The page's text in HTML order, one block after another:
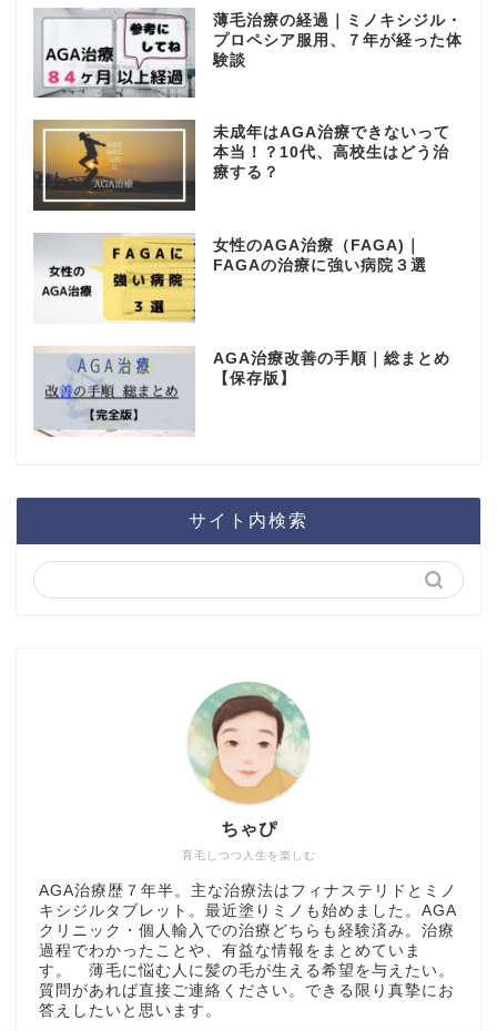
薄毛治療の経過｜ミノキシジル・
プロペシア服用、７年が経った体
験談
未成年はAGA治療できないって
本当！？10代、高校生はどう治
療する？
女性のAGA治療（FAGA)｜
FAGAの治療に強い病院３選
AGA治療改善の手順｜総まとめ
【保存版】
サイト内検索
育毛しつつ人生を楽しむ
ちゃぴ
AGA治療歴７年半。主な治療法はフィナステリドとミノ
キシジルタブレット。最近塗りミノも始めました。AGA
クリニック・個人輸入での治療どちらも経験済み。治療
過程でわかったことや、有益な情報をまとめていま
す。 薄毛に悩む人に髪の毛が生える希望を与えたい。
質問があれば直接ご連絡ください。できる限り真摯にお
答えしたいと思います。